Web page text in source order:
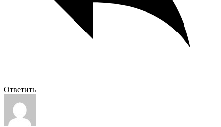
Ответить